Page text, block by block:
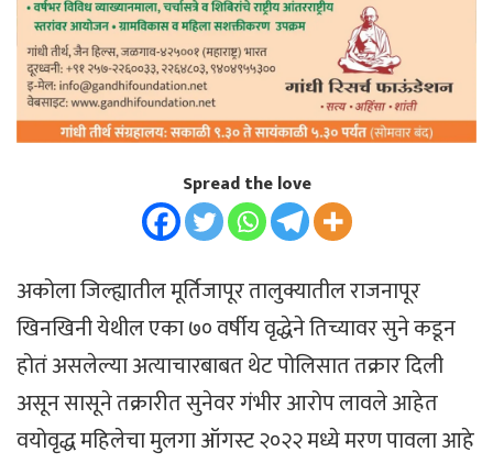
Spread the love
अकोला जिल्ह्यातील मूर्तिजापूर तालुक्यातील राजनापूर
खिनखिनी येथील एका ७० वर्षीय वृद्धेने तिच्यावर सुने कडून
होतं असलेल्या अत्याचारबाबत थेट पोलिसात तक्रार दिली
असून सासूने तक्रारीत सुनेवर गंभीर आरोप लावले आहेत
वयोवृद्ध महिलेचा मुलगा ऑगस्ट २०२२ मध्ये मरण पावला आहे